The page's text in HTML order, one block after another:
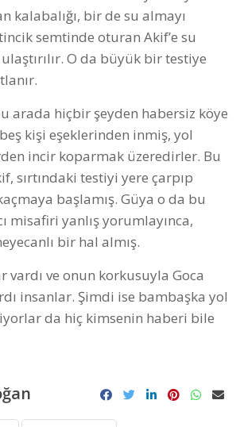
kalabalığı, bir de su almayı
semtinde oturan Akif’e su
O da büyük bir testiye
arada hiçbir şeyden habersiz köye
kişi eşeklerinden inmiş, yol
incir koparmak üzeredirler. Bu
sırtındaki testiyi yere çarpıp
başlamış. Güya o da bu
misafiri yanlış yorumlayınca,
bir hal almış.
vardı ve onun korkusuyla Goca
insanlar. Şimdi ise bambaşka yol
da hiç kimsenin haberi bile